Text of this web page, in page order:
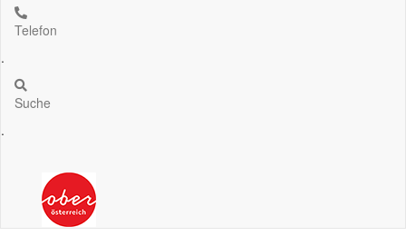
Telefon
.
Suche
.